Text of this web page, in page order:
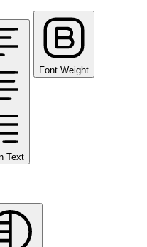
Text
Font Weight